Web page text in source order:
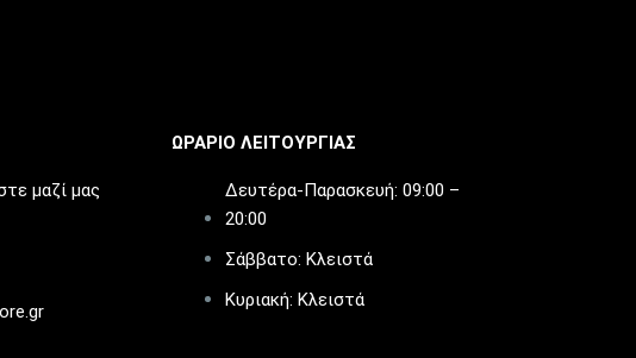
μαζί μας
ΩΡΑΡΙΟ ΛΕΙΤΟΥΡΓΙΑΣ​
Δευτέρα-Παρασκευή: 09:00 –
20:00
Σάββατο: Κλειστά
Κυριακή: Κλειστά